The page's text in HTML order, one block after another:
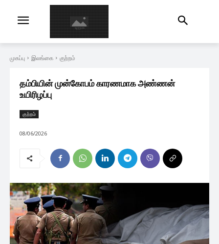
முகப்பு இலங்கை குற்றம்
தம்பியின் முன்கோபம் காரணமாக அண்ணன்
உயிரிழப்பு
குற்றம்
08/06/2026